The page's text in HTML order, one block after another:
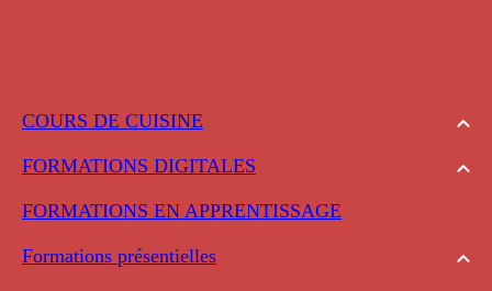
COURS DE CUISINE
FORMATIONS DIGITALES
FORMATIONS EN APPRENTISSAGE
Formations présentielles